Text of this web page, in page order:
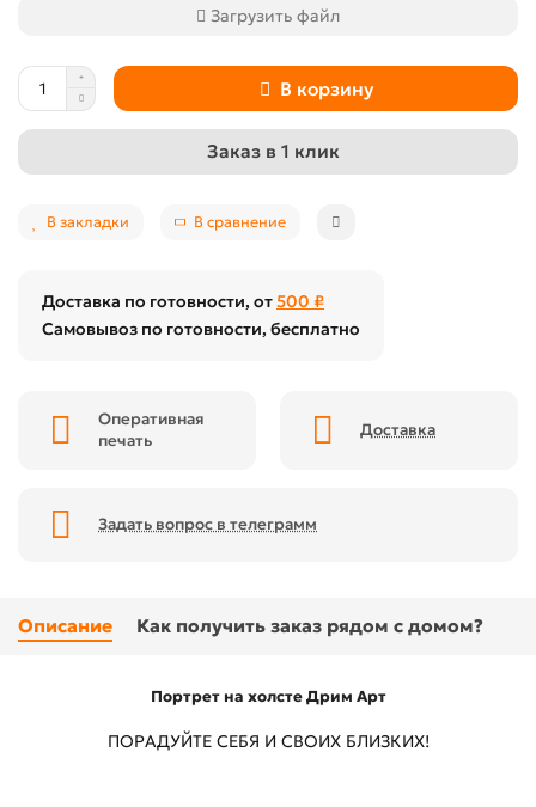
Загрузить файл
В корзину
Заказ в 1 клик
В закладки В сравнение
Доставка по готовности, от500 ₽
Самовывоз по готовности, бесплатно
Оперативная
печать
Доставка
Задать вопрос в телеграмм
Описание Как получить заказ рядом с домом?
Портрет на холсте Дрим Арт
ПОРАДУЙТЕ СЕБЯ И СВОИХ БЛИЗКИХ!